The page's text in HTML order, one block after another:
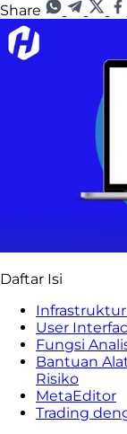
Share
Daftar Isi
User
Fungsi
Bantuan
Risiko
MetaEditor
Trading